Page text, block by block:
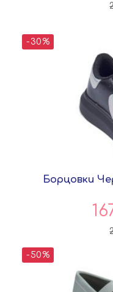
-30%
Борцовки
-50%